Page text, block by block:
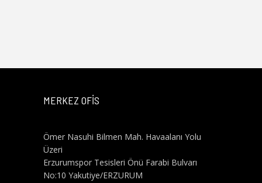
MERKEZ OFİS
Ömer Nasuhi Bilmen Mah. Havaalanı Yolu
Üzeri
Erzurumspor Tesisleri Önü Farabi Bulvarı
No:10 Yakutiye/ERZURUM